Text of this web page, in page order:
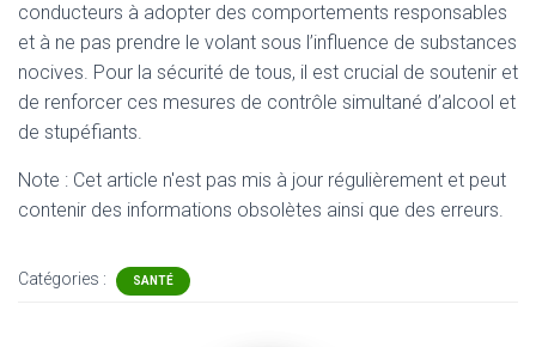
conducteurs à adopter des comportements responsables
et à ne pas prendre le volant sous l’influence de substances
nocives. Pour la sécurité de tous, il est crucial de soutenir et
de renforcer ces mesures de contrôle simultané d’alcool et
de stupéfiants.
Note : Cet article n'est pas mis à jour régulièrement et peut
contenir des informations obsolètes ainsi que des erreurs.
Catégories : SANTÉ